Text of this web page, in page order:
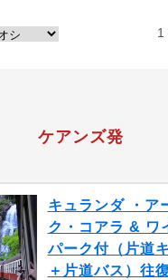
1
ケアンズ発
キュランダ ・ア
ク・コアラ & ワ
パーク付（片道
＋片道バス）往